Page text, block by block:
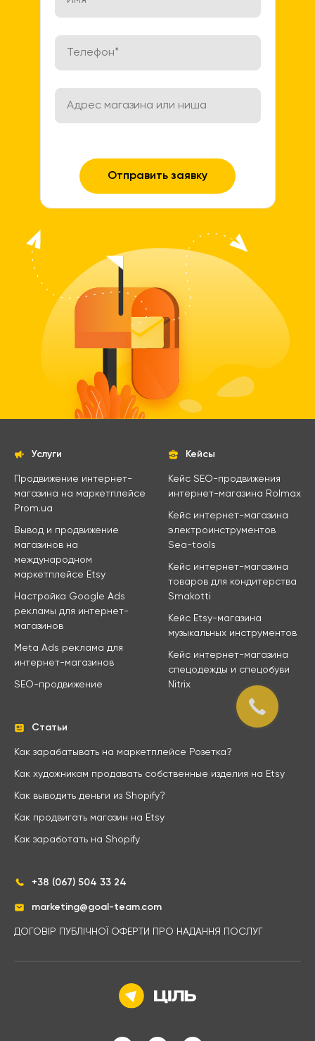
Услуги
Продвижение интернет-
магазина на маркетплейсе
Prom.ua
Вывод и продвижение
магазинов на
международном
маркетплейсе Etsy
Настройка Google Ads
рекламы для интернет-
магазинов
Meta Ads реклама для
интернет-магазинов
SEO-продвижение
Кейсы
Кейс SEO-продвижения
интернет-магазина Rolmax
Кейс интернет-магазина
электроинструментов
Sea-tools
Кейс интернет-магазина
товаров для кондитерства
Smakotti
Кейс Etsy-магазина
музыкальных инструментов
Кейс интернет-магазина
спецодежды и спецобуви
Nitrix
Статьи
Как зарабатывать на маркетплейсе Розетка?
Как художникам продавать собственные изделия на Etsy
Как выводить деньги из Shopify?
Как продвигать магазин на Etsy
Как заработать на Shopify
+38 (067) 504 33 24
marketing@goal-team.com
ДОГОВІР ПУБЛІЧНОЇ ОФЕРТИ ПРО НАДАННЯ ПОСЛУГ